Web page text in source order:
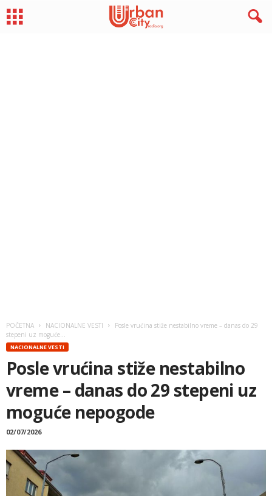
POČETNA NACIONALNE VESTI
Posle vrućina stiže nestabilno vreme – danas do 29
stepeni uz moguće...
NACIONALNE VESTI
Posle vrućina stiže nestabilno
vreme – danas do 29 stepeni uz
moguće nepogode
02/07/2026